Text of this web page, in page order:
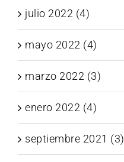
julio 2022 (4)
mayo 2022 (4)
marzo 2022 (3)
enero 2022 (4)
septiembre 2021 (3)